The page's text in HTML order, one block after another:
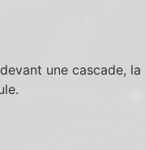
une cascade,